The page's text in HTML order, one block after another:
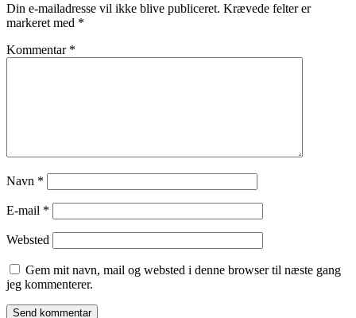
Din e-mailadresse vil ikke blive publiceret. Krævede felter er
markeret med *
Kommentar *
Navn *
E-mail *
Websted
Gem mit navn, mail og websted i denne browser til næste gang
jeg kommenterer.